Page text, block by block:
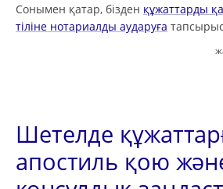
Сонымен қатар, бізден құжаттарды
тіліне нотариалды аударуға
Шетелде
апостиль қою